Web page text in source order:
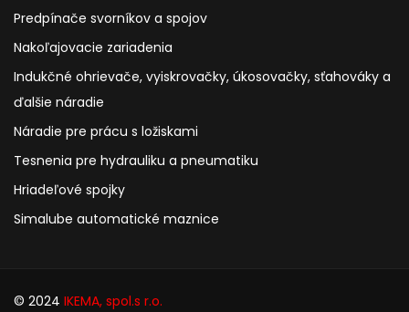
Predpínače svorníkov a spojov
Nakoľajovacie zariadenia
Indukčné ohrievače, vyiskrovačky, úkosovačky, sťahováky a
ďalšie náradie
Náradie pre prácu s ložiskami
Tesnenia pre hydrauliku a pneumatiku
Hriadeľové spojky
Simalube automatické maznice
© 2024 IKEMA, spol.s r.o.